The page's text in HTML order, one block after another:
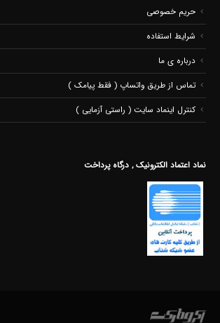
حریم خصوصی
شرایط استفاده
درباره ی ما
تماس از طریق واتساپ ( فقط پیامک )
کنترل اینماد سایت ( راستی آزمایی )
نماد اعتماد الکترونیک , درگاه پرداخت